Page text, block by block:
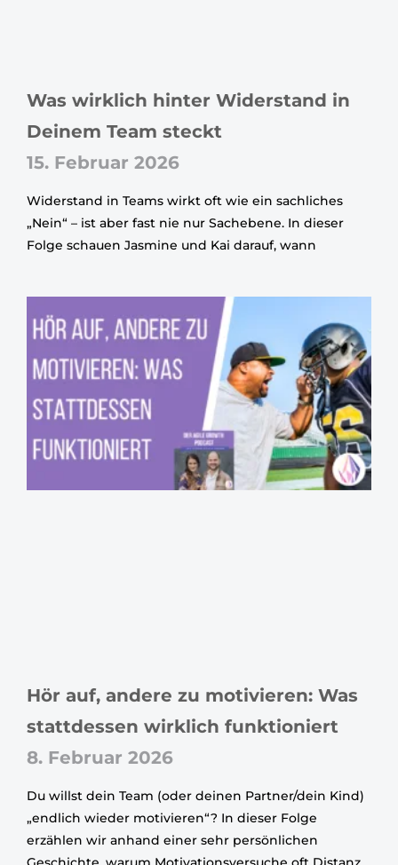
Was wirklich hinter Widerstand in
Deinem Team steckt
15. Februar 2026
Widerstand in Teams wirkt oft wie ein sachliches
„Nein“ – ist aber fast nie nur Sachebene. In dieser
Folge schauen Jasmine und Kai darauf, wann
Hör auf, andere zu motivieren: Was
stattdessen wirklich funktioniert
8. Februar 2026
Du willst dein Team (oder deinen Partner/dein Kind)
„endlich wieder motivieren“? In dieser Folge
erzählen wir anhand einer sehr persönlichen